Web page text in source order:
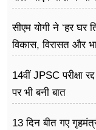
सीएम योगी ने ‘हर घर
विकास, विरासत और
14वीं JPSC परीक्षा
पर भी बनी बात
13 दिन बीत गए